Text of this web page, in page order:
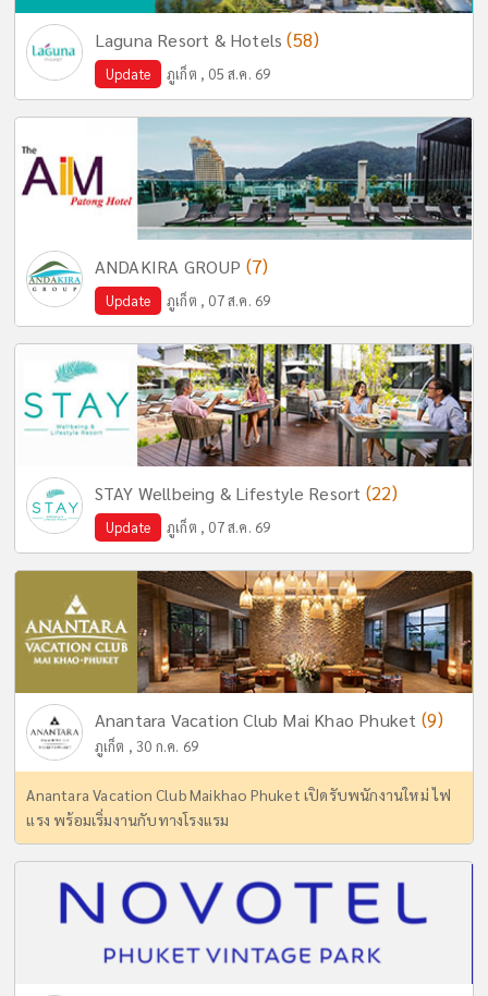
Laguna Resort & Hotels(58)
Update ภูเก็ต , 05 ส.ค. 69
ANDAKIRA GROUP (7)
Update ภูเก็ต , 07 ส.ค. 69
STAY Wellbeing & Lifestyle Resort (22)
Update ภูเก็ต , 07 ส.ค. 69
Anantara Vacation Club Mai Khao Phuket (9)
ภูเก็ต , 30 ก.ค. 69
Anantara Vacation Club Maikhao Phuket เปิดรับพนักงานใหม่ ไฟ
แรง พร้อมเริ่มงานกับทางโรงแรม